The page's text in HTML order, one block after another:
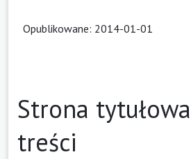
Opublikowane: 2014-01-01
Strona
treści